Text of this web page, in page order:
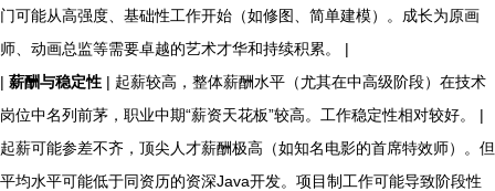
门可能从高强度、基础性工作开始（如修图、简单建模）。成长为原画
师、动画总监等需要卓越的艺术才华和持续积累。 |
| 薪酬与稳定性 | 起薪较高，整体薪酬水平（尤其在中高级阶段）在技术
岗位中名列前茅，职业中期“薪资天花板”较高。工作稳定性相对较好。 |
起薪可能参差不齐，顶尖人才薪酬极高（如知名电影的首席特效师）。但
平均水平可能低于同资历的资深Java开发。项目制工作可能导致阶段性